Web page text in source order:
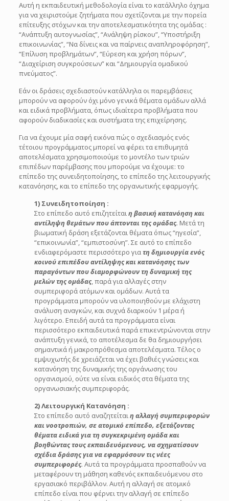
Αυτή η εκπαιδευτική μεθοδολογία είναι το κατάλληλο όχημα
για να χειριστούμε ζητήματα που σχετίζονται με την πορεία
επίτευξης στόχων και την αποτελεσματικότητα της ομάδας :
“Ανάπτυξη αυτογνωσίας”, “Ανάληψη ρίσκου”, “Υποστήριξη
επικοινωνίας”, “Να δίνεις και να παίρνεις αναπληροφόρηση”,
“Επίλυση προβλημάτων”, “Εύρεση και χρήση πόρων”,
“Διαχείριση συγκρούσεων” και “Δημιουργία ομαδικού
πνεύματος”.
Εάν οι δράσεις σχεδιαστούν κατάλληλα οι παρεμβάσεις
μπορούν να αφορούν όχι μόνο γενικά θέματα ομάδων αλλά
και ειδικά προβλήματα, όπως ιδιαίτερα προβλήματα που
αφορούν διαδικασίες και συστήματα της επιχείρησης.
Για να έχουμε μία σαφή εικόνα πώς ο σχεδιασμός ενός
τέτοιου προγράμματος μπορεί να φέρει τα επιθυμητά
αποτελέσματα χρησιμοποιούμε το μοντέλο των τριών
επιπέδων παρέμβασης που μπορούμε να έχουμε: το
επίπεδο της συνειδητοποίησης, το επίπεδο της λειτουργικής
κατανόησης, και το επίπεδο της οργανωτικής εφαρμογής.
1) Συνειδητοποίηση :
Στο επίπεδο αυτό επιζητείταιη βασική κατανόηση και
αντίληψη θεμάτων που άπτονται της ομάδας. Μετά τη
βιωματική δράση εξετάζονται θέματα όπως “ηγεσία”,
“επικοινωνία”, “εμπιστοσύνη”. Σε αυτό το επίπεδο
ενδιαφερόμαστε περισσότερο γιατη δημιουργία ενός
κοινού επιπέδου αντίληψης και κατανόησης των
παραγόντων που διαμορφώνουν τη δυναμική της
μελών της ομάδας, παρά για αλλαγές στην
συμπεριφορά ατόμων και ομάδων. Αυτά τα
προγράμματα μπορούν να υλοποιηθούν με ελάχιστη
ανάλυση αναγκών, και συχνά διαρκούν 1 μέρα ή
λιγότερο. Επειδή αυτά τα προγράμματα είναι
περισσότερο εκπαιδευτικά παρά επικεντρώνονται στην
ανάπτυξη γενικά, το αποτέλεσμα δε θα δημιουργήσει
σημαντικά ή μακροπρόθεσμα αποτελέσματα. Τέλος ο
εμψυχωτής δε χρειάζεται να έχει βαθιές γνώσεις και
κατανόηση της δυναμικής της οργάνωσης του
οργανισμού, ούτε να είναι ειδικός στα θέματα της
οργανωσιακής συμπεριφοράς.
2) Λειτουργική Κατανόηση :
Στο επίπεδο αυτό αναζητείταιη αλλαγή συμπεριφορών
και νοοτροπιών, σε ατομικό επίπεδο, εξετάζοντας
θέματα ειδικά για τη συγκεκριμένη ομάδακαι
βοηθώντας τους εκπαιδευόμενους, να σχηματίσουν
σχέδια δράσης για να εφαρμόσουν τις νέες
συμπεριφορές. Αυτά τα προγράμματα προσπαθούν να
μεταφέρουν τη μάθηση καθενός εκπαιδευόμενου στο
εργασιακό περιβάλλον. Αυτή η αλλαγή σε ατομικό
επίπεδο είναι που φέρνει την αλλαγή σε επίπεδο